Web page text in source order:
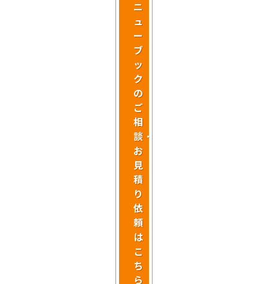
ニ
ュ
ー
ブ
ッ
ク
の
ご
相
談・
お
見
積
り
依
頼
は
こ
ち
ら